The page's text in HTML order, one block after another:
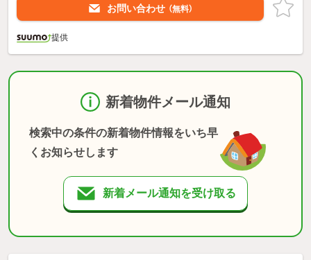
お問い合わせ （無料）
提供
新着物件メール通知
検索中の条件の新着物件情報をいち早
くお知らせします
新着メール通知を受け取る